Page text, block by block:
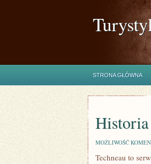
STRONA GŁÓWNA
Historia
MOŻLIWOŚĆ
Techneau to